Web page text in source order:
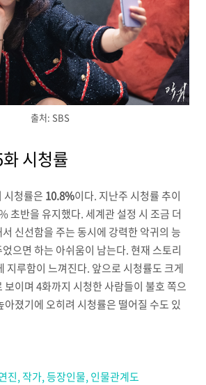
출처: SBS
시청률
시청률은 10.8%이다. 지난주 시청률 추이
초반을 유지했다. 세계관 설정 시 조금 더
신선함을 주는 동시에 강력한 악귀의 능
으면 하는 아쉬움이 남는다. 현재 스토리
지루함이 느껴진다. 앞으로 시청률도 크게
보이며 4화까지 시청한 사람들이 불호 쪽으
졌기에 오히려 시청률은 떨어질 수도 있
진, 작가, 등장인물, 인물관계도